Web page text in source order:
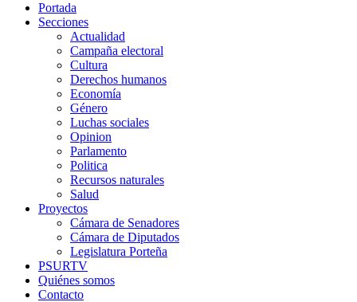
Portada
Secciones
Actualidad
Campaña electoral
Cultura
Derechos humanos
Economía
Género
Luchas sociales
Opinion
Parlamento
Politica
Recursos naturales
Salud
Proyectos
Cámara de Senadores
Cámara de Diputados
Legislatura Porteña
PSURTV
Quiénes somos
Contacto